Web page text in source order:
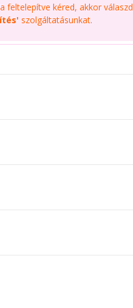
feltelepítve kéred, akkor válaszd
szolgáltatásunkat.